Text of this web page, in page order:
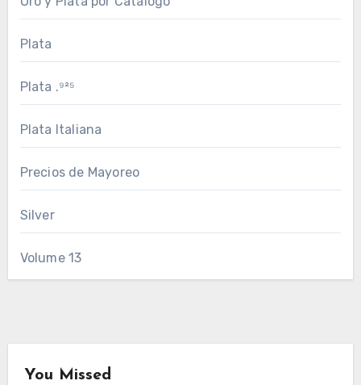
Plata
Plata .⁹²⁵
Plata Italiana
Precios de Mayoreo
Silver
Volume 13
You Missed